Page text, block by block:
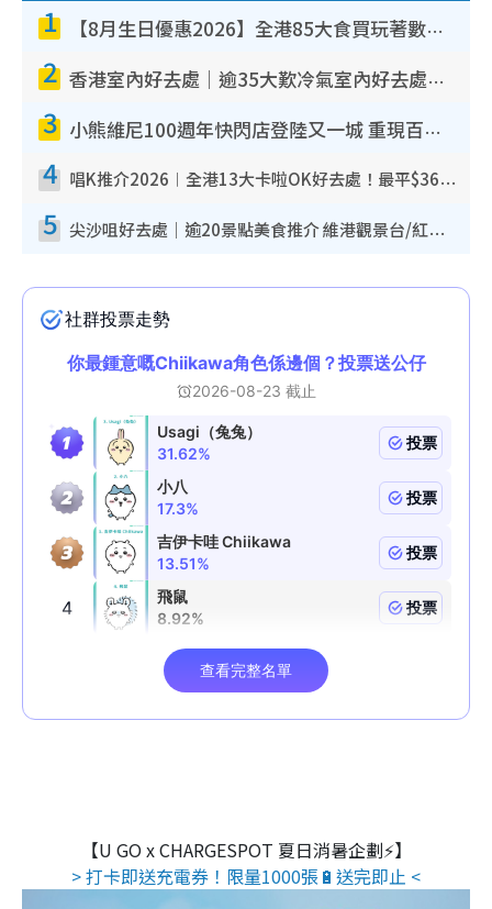
1 【8月生日優惠2026】全港85大食買玩著數攻略 自助餐/火鍋放題同行免費＋誠品/DONKI送現金券
2 香港室內好去處｜逾35大歎冷氣室內好去處推介 室內活動免費避雨無懼落雨
3 小熊維尼100週年快閃店登陸又一城 重現百畝森林經典場景／獨家限定盲盒登場／專屬DIY香水
4 唱K推介2026︱全港13大卡啦OK好去處！最平$36起 日文K都有！(附地址+收費詳情)
5 尖沙咀好去處｜逾20景點美食推介 維港觀景台/紅磚古蹟/九龍公園/室內遊樂場
【U GO x CHARGESPOT 夏日消暑企劃⚡】
> 打卡即送充電券！限量1000張🔋送完即止 <